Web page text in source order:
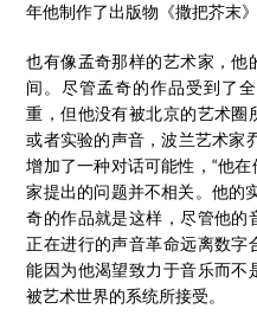
年他制作了出版物《撒把芥末
也有像孟奇那样的艺术家，他
间。尽管孟奇的作品受到了
重，但他没有被北京的艺术圈
或者实验的声音，波兰艺术家
增加了一种对话可能性，“他
家提出的问题并不相关。他的
奇的作品就是这样，尽管他的
正在进行的声音革命远离数字
能因为他渴望致力于音乐而不
被艺术世界的系统所接受。